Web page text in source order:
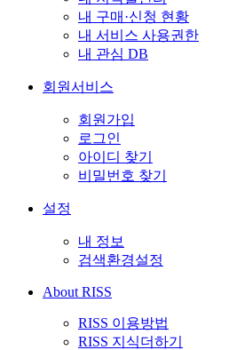
내 구매·신청 현황
내 서비스 사용권한
내 관심 DB
회원서비스
회원가입
로그인
아이디 찾기
비밀번호 찾기
설정
내 정보
검색환경설정
About RISS
RISS 이용방법
RISS 지식더하기